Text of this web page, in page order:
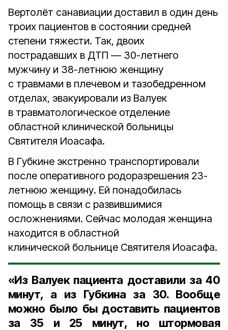
Вертолёт санавиации доставил в один день
троих пациентов в состоянии средней
степени тяжести. Так, двоих
пострадавших в ДТП — 30-летнего
мужчину и 38-летнюю женщину
с травмами в плечевом и тазобедренном
отделах, эвакуировали из Валуек
в травматологическое отделение
областной клинической больницы
Святителя Иоасафа.
В Губкине экстренно транспортировали
после оперативного родоразрешения 23-
летнюю женщину. Ей понадобилась
помощь в связи с развившимися
осложнениями. Сейчас молодая женщина
находится в областной
клинической больнице Святителя Иоасафа.
«Из Валуек пациента доставили за 40
минут, а из Губкина за 30. Вообще
можно было бы доставить пациентов
за 35 и 25 минут, но штормовая